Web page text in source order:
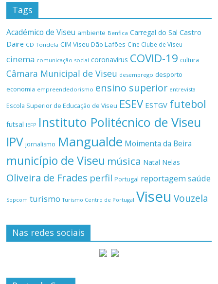
Tags
Académico de Viseu ambiente Benfica Carregal do Sal Castro
Daire CD Tondela CIM Viseu Dão Lafões Cine Clube de Viseu
cinema comunicação social coronavírus COVID-19 cultura
Câmara Municipal de Viseu desemprego desporto
economia empreendedorismo ensino superior entrevista
Escola Superior de Educação de Viseu ESEV ESTGV futebol
futsal IEFP Instituto Politécnico de Viseu
IPV jornalismo Mangualde Moimenta da Beira
município de Viseu música Natal Nelas
Oliveira de Frades perfil Portugal reportagemsaúde
Sopcom turismo Turismo Centro de Portugal Viseu Vouzela
Nas redes sociais